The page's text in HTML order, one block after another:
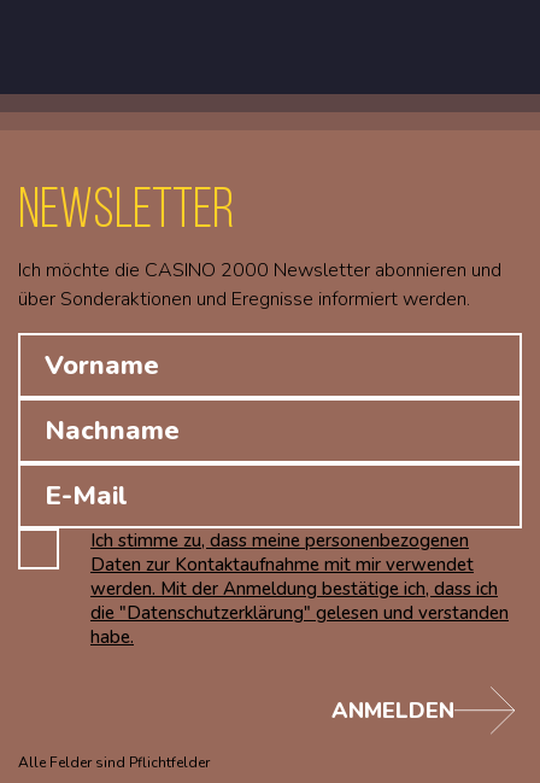
Newsletter
Ich möchte die CASINO 2000 Newsletter abonnieren und
über Sonderaktionen und Eregnisse informiert werden.
Ich stimme zu, dass meine personenbezogenen
Daten zur Kontaktaufnahme mit mir verwendet
werden. Mit der Anmeldung bestätige ich, dass ich
die "Datenschutzerklärung" gelesen und verstanden
habe.
Alle Felder sind Pflichtfelder
ANMELDEN